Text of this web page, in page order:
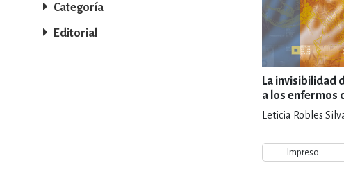
ESTILOS DE VIDA,
FILOSOFÍA Y
INFANTILES,
La invisibilidad
a los enfermos
Leticia Robles
Impreso
Categoría
Editorial